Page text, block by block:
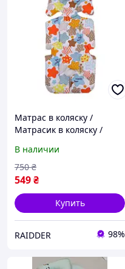
Матрас в коляску /
Матрасик в коляску /
Детский матрас в коляску
/ Матрасик для коляски
В наличии
549₴
750 ₴
Купить
RAIDDER 98%